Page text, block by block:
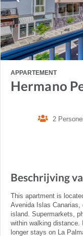
APPARTEMENT
Hermano
2
Beschrijving
This apartment is
Avenida Islas
island. Supermarkets,
within walking
longer stays on La